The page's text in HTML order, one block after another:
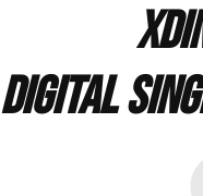
Digital